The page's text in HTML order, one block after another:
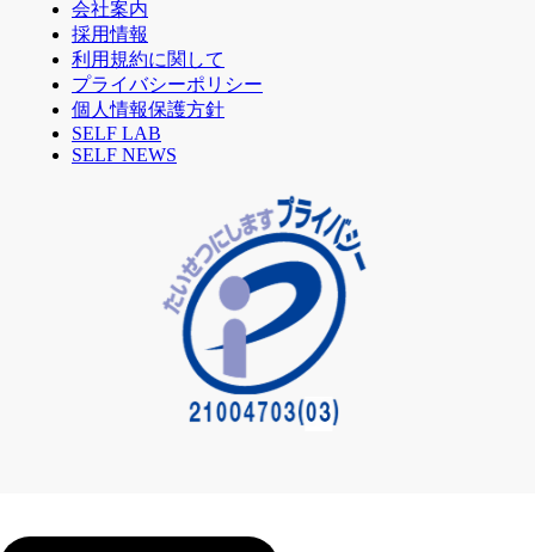
会社案内
採用情報
利用規約に関して
プライバシーポリシー
個人情報保護方針
SELF LAB
SELF NEWS